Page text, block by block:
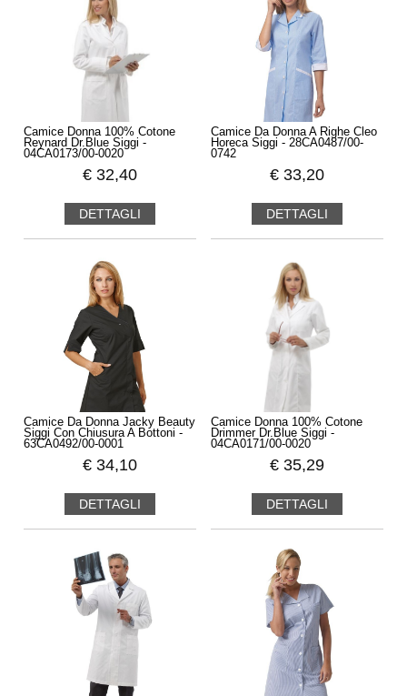
Camice Donna 100% Cotone
Reynard Dr.Blue Siggi -
04CA0173/00-0020
€ 32,40
DETTAGLI
Camice Da Donna A Righe Cleo
Horeca Siggi - 28CA0487/00-
0742
€ 33,20
DETTAGLI
Camice Da Donna Jacky Beauty
Siggi Con Chiusura A Bottoni -
63CA0492/00-0001
€ 34,10
DETTAGLI
Camice Donna 100% Cotone
Drimmer Dr.Blue Siggi -
04CA0171/00-0020
€ 35,29
DETTAGLI